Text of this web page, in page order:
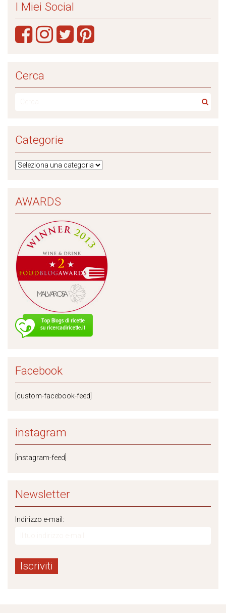
I Miei Social
Cerca
Categorie
AWARDS
Facebook
[custom-facebook-feed]
instagram
[instagram-feed]
Newsletter
Indirizzo e-mail: